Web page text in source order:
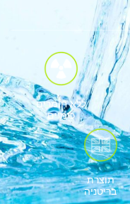
ללא חומרים
כימיים
תוצרת
בריטניה